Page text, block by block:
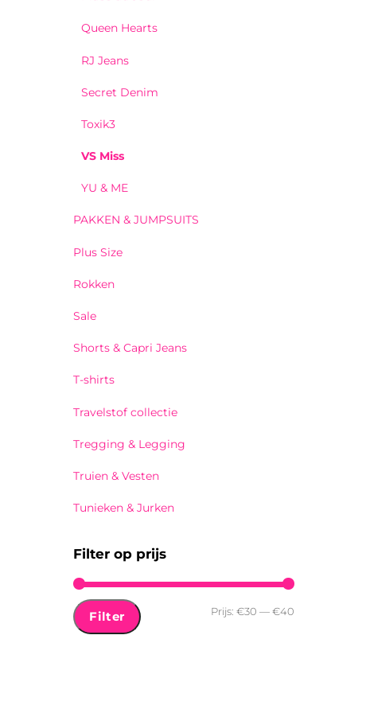
Queen Hearts
RJ Jeans
Secret Denim
Toxik3
VS Miss
YU & ME
PAKKEN & JUMPSUITS
Plus Size
Rokken
Sale
Shorts & Capri Jeans
T-shirts
Travelstof collectie
Tregging & Legging
Truien & Vesten
Tunieken & Jurken
Filter op prijs
Filter Prijs:€30 —€40